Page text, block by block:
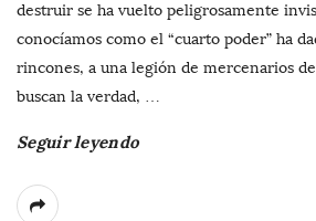
destruir se ha vuelto peligrosamente
conocíamos como el “cuarto poder” ha
rincones, a una legión de mercenarios
buscan la verdad, …
Seguir leyendo